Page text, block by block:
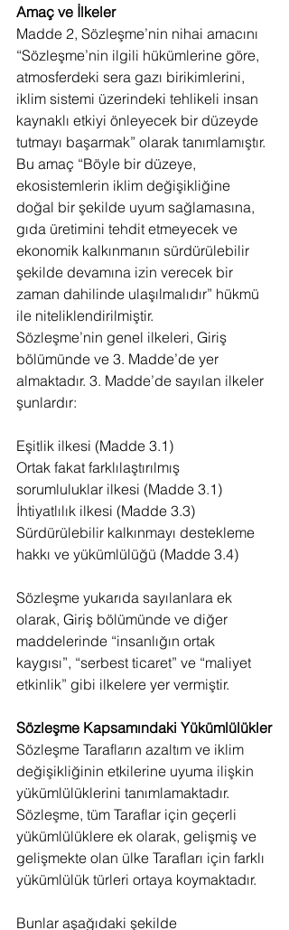
Amaç ve İlkeler
Madde 2, Sözleşme’nin nihai amacını
“Sözleşme’nin ilgili hükümlerine göre,
atmosferdeki sera gazı birikimlerini,
iklim sistemi üzerindeki tehlikeli insan
kaynaklı etkiyi önleyecek bir düzeyde
tutmayı başarmak” olarak tanımlamıştır.
Bu amaç “Böyle bir düzeye,
ekosistemlerin iklim değişikliğine
doğal bir şekilde uyum sağlamasına,
gıda üretimini tehdit etmeyecek ve
ekonomik kalkınmanın sürdürülebilir
şekilde devamına izin verecek bir
zaman dahilinde ulaşılmalıdır” hükmü
ile niteliklendirilmiştir.
Sözleşme’nin genel ilkeleri, Giriş
bölümünde ve 3. Madde’de yer
almaktadır. 3. Madde’de sayılan ilkeler
şunlardır:
Eşitlik ilkesi (Madde 3.1)
Ortak fakat farklılaştırılmış
sorumluluklar ilkesi (Madde 3.1)
İhtiyatlılık ilkesi (Madde 3.3)
Sürdürülebilir kalkınmayı destekleme
hakkı ve yükümlülüğü (Madde 3.4)
Sözleşme yukarıda sayılanlara ek
olarak, Giriş bölümünde ve diğer
maddelerinde “insanlığın ortak
kaygısı”, “serbest ticaret” ve “maliyet
etkinlik” gibi ilkelere yer vermiştir.
Sözleşme Kapsamındaki Yükümlülükler
Sözleşme Tarafların azaltım ve iklim
değişikliğinin etkilerine uyuma ilişkin
yükümlülüklerini tanımlamaktadır.
Sözleşme, tüm Taraflar için geçerli
yükümlülüklere ek olarak, gelişmiş ve
gelişmekte olan ülke Tarafları için farklı
yükümlülük türleri ortaya koymaktadır.
Bunlar aşağıdaki şekilde